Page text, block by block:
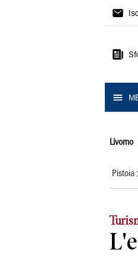
Il
Livorno
Pistoia